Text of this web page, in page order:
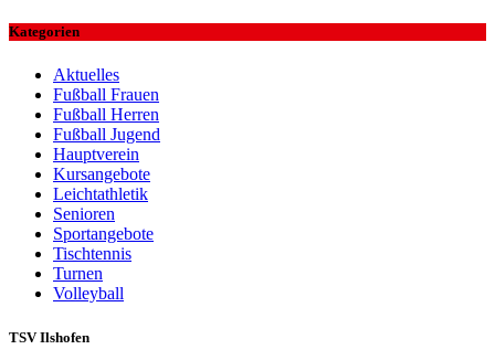
Kategorien
Aktuelles
Fußball Frauen
Fußball Herren
Fußball Jugend
Hauptverein
Kursangebote
Leichtathletik
Senioren
Sportangebote
Tischtennis
Turnen
Volleyball
TSV Ilshofen